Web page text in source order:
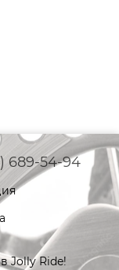
689-54-94
Jolly Ride!